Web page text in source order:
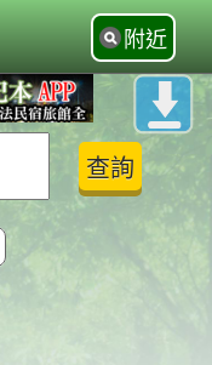
附近